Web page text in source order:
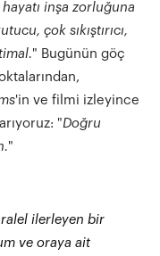
hayatı inşa zorluğuna
çok sıkıştırıcı,
" Bugünün göç
'in ve filmi izleyince
"Doğru
"
ilerleyen bir
ve oraya ait